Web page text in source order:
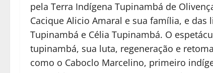
pela Terra Indígena Tupinambá de
Cacique Alicio Amaral e sua família, e
Tupinambá e Célia Tupinambá. O
tupinambá, sua luta, regeneração e
como o Caboclo Marcelino, primeiro